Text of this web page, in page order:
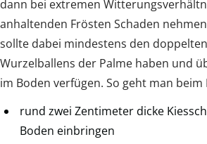
dann bei extremen
anhaltenden Frösten Schaden
sollte dabei mindestens den
Wurzelballens der Palme haben und
im Boden verfügen. So geht man beim
rund zwei Zentimeter dicke
Boden einbringen